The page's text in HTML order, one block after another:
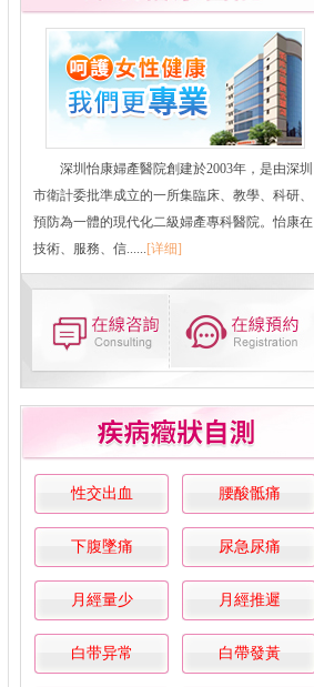
深圳怡康婦產醫院創建於2003年，是由深圳
市衛計委批準成立的一所集臨床、教學、科研、
預防為一體的現代化二級婦產專科醫院。怡康在
技術、服務、信...... [详细]
性交出血 腰酸骶痛
下腹墜痛 尿急尿痛
月經量少 月經推遲
白带异常 白帶發黃